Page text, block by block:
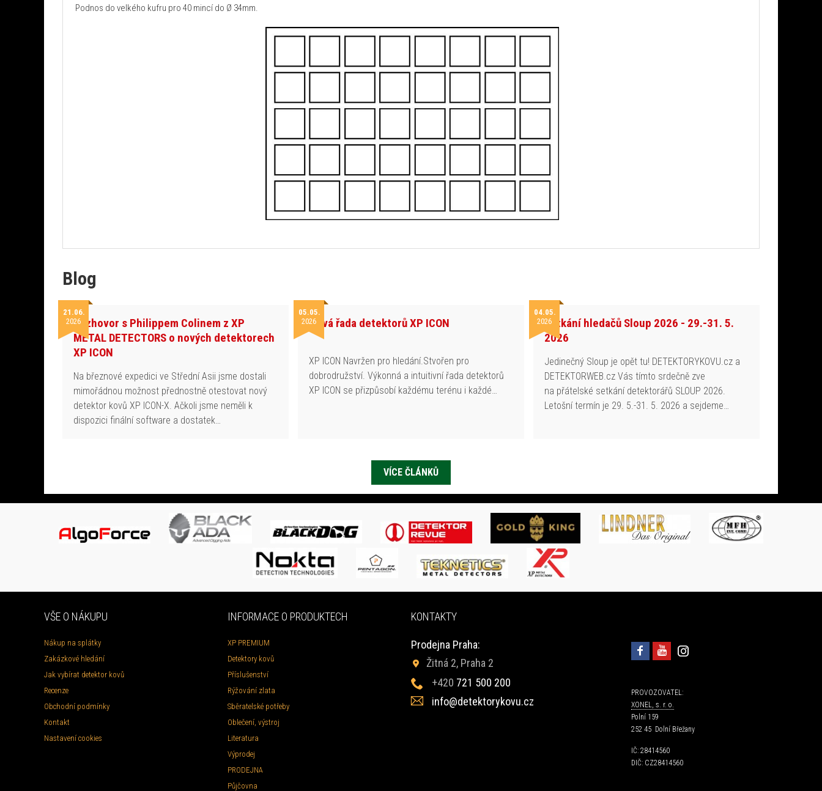
Podnos do velkého kufru pro 40 mincí do Ø 34mm.
Blog
21.06.
2026Rozhovor s Philippem Colinem z XP
METAL DETECTORS o nových detektorech
XP ICON
Na březnové expedici ve Střední Asii jsme dostali
mimořádnou možnost přednostně otestovat nový
detektor kovů XP ICON-X. Ačkoli jsme neměli k
dispozici finální software a dostatek…
05.05.
2026Nová řada detektorů XP ICON
XP ICON Navržen pro hledání.Stvořen pro
dobrodružství. Výkonná a intuitivní řada detektorů
XP ICON se přizpůsobí každému terénu i každé…
04.05.
2026Setkání hledačů Sloup 2026 - 29.-31. 5.
2026
Jedinečný Sloup je opět tu! DETEKTORYKOVU.cz a
DETEKTORWEB.cz Vás tímto srdečně zve
na přátelské setkání detektorářů SLOUP 2026.
Letošní termín je 29. 5.-31. 5. 2026 a sejdeme…
VÍCE ČLÁNKŮ
KONTAKTY
PROVOZOVATEL:
XONEL, s. r. o.
Polní 159
252 45 Dolní Břežany
IČ: 28414560
DIČ: CZ28414560
Prodejna Praha:
Žitná 2, Praha 2
+420 721 500 200
info@detektorykovu.cz
VŠE O NÁKUPU
Nákup na splátky
Zakázkové hledání
Jak vybírat detektor kovů
Recenze
Obchodní podmínky
Kontakt
Nastavení cookies
INFORMACE O PRODUKTECH
XP PREMIUM
Detektory kovů
Příslušenství
Rýžování zlata
Sběratelské potřeby
Oblečení, výstroj
Literatura
Výprodej
PRODEJNA
Půjčovna